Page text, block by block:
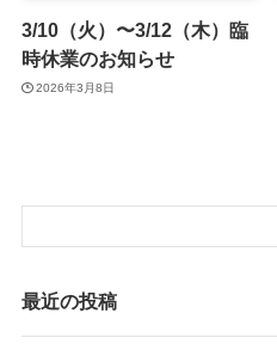
3/10（火）〜3/12（木）臨
時休業のお知らせ
2026年3月8日
最近の投稿